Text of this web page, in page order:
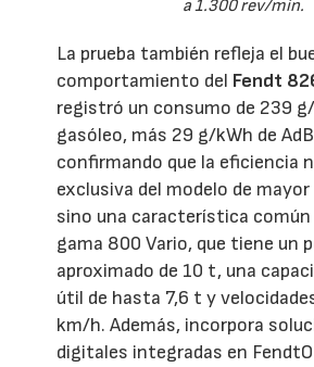
a 1.300 rev/min.
La prueba también refleja el
comportamiento del Fendt
registró un consumo de 239
gasóleo, más 29 g/kWh de
confirmando que la eficiencia
exclusiva del modelo de
sino una característica común
gama 800 Vario, que tiene un
aproximado de 10 t, una
útil de hasta 7,6 t y
km/h. Además, incorpora
digitales integradas en